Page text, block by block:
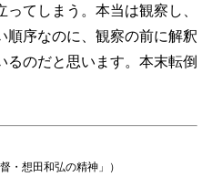
てしまう。本当は観察し、
順序なのに、観察の前に解釈
るのだと思います。本末転倒
・想田和弘の精神」）